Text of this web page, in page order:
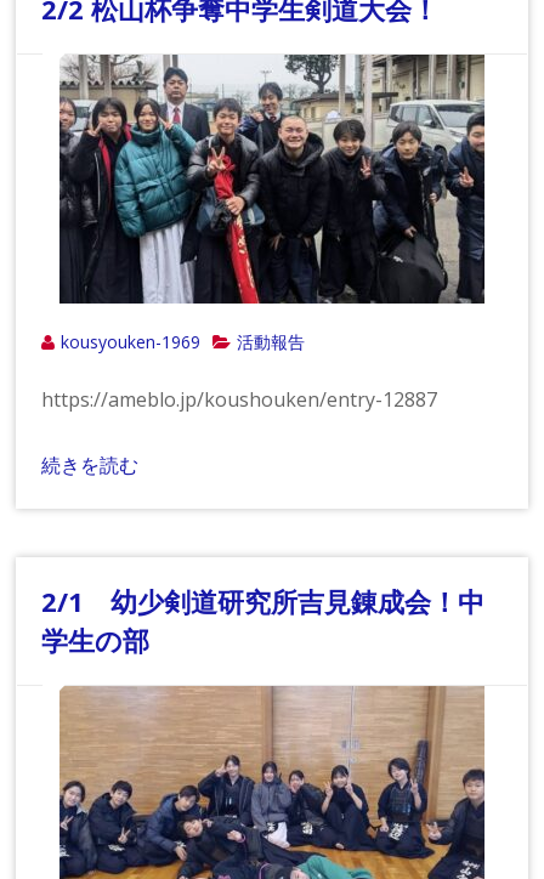
2/2 松山杯争奪中学生剣道大会！
kousyouken-1969 活動報告
https://ameblo.jp/koushouken/entry-12887
続きを読む
2/1 幼少剣道研究所吉見錬成会！中
学生の部